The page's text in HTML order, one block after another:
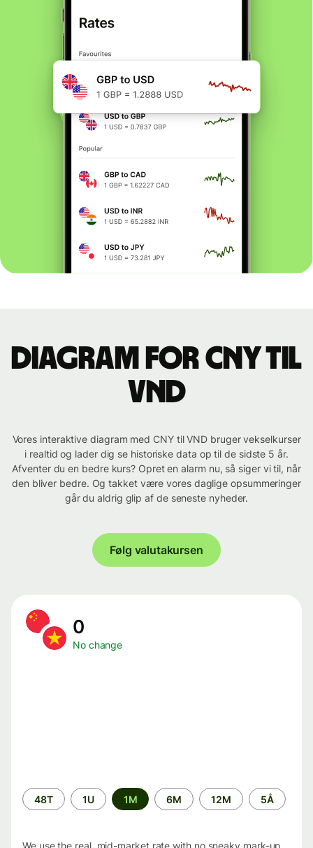
Diagram for CNY til
VND
Vores interaktive diagram med CNY til VND bruger vekselkurser
i realtid og lader dig se historiske data op til de sidste 5 år.
Afventer du en bedre kurs? Opret en alarm nu, så siger vi til, når
den bliver bedre. Og takket være vores daglige opsummeringer
går du aldrig glip af de seneste nyheder.
Følg valutakursen
0
No change
Time
period
48T 1U 1M 6M 12M 5Å